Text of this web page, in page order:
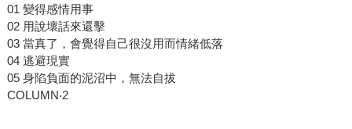
01 變得感情用事
02 用說壞話來還擊
03 當真了，會覺得自己很沒用而情緒低落
04 逃避現實
05 身陷負面的泥沼中，無法自拔
COLUMN‧2